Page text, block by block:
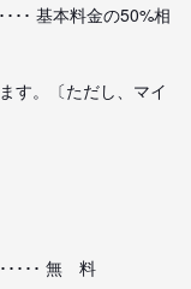
･･･ 基本料金の50%相
す。〔ただし、マイ
･････ 無 料